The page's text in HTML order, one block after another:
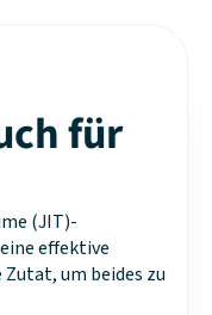
für
(JIT)-
effektive
um beides zu